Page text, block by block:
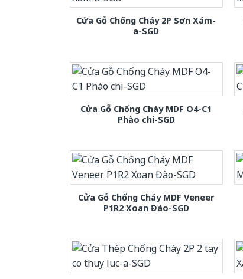
Cửa Gỗ Chống Cháy 2P Sơn Xám-
a-SGD
Cửa Gỗ Chống Cháy MDF O4-C1
Phào chi-SGD
Cửa Gỗ Chống Cháy MDF Veneer
P1R2 Xoan Đào-SGD